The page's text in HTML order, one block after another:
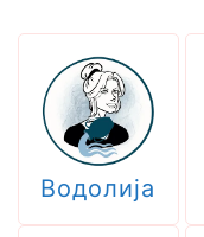
Водолија